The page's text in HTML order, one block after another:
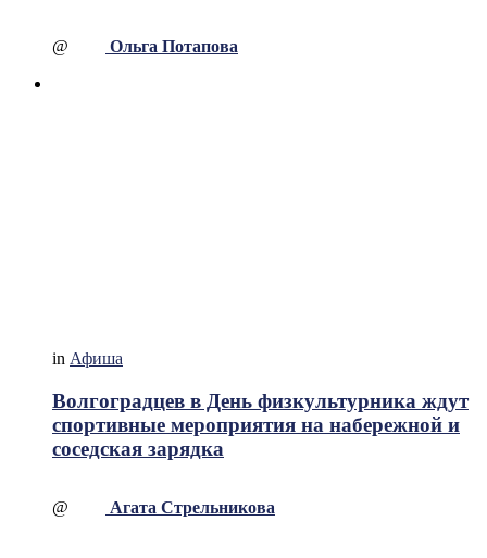
@ Ольга Потапова
in Афиша
Волгоградцев в День физкультурника ждут
спортивные мероприятия на набережной и
соседская зарядка
@ Агата Стрельникова